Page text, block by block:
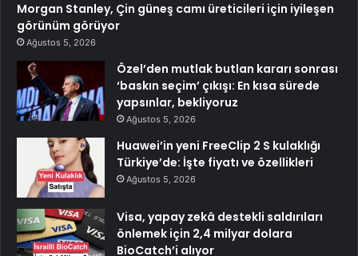
Morgan Stanley, Çin güneş camı üreticileri için iyileşen
görünüm görüyor
Ağustos 5, 2026
Özel’den mutlak butlan kararı sonrası
‘baskın seçim’ çıkışı: En kısa sürede
yapsınlar, bekliyoruz
Ağustos 5, 2026
Huawei’in yeni FreeClip 2 S kulaklığı
Türkiye’de: İşte fiyatı ve özellikleri
Ağustos 5, 2026
Visa, yapay zekâ destekli saldırıları
önlemek için 2,4 milyar dolara
BioCatch’i alıyor